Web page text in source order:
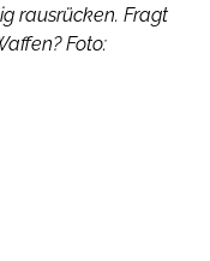
rausrücken. Fragt
Foto: